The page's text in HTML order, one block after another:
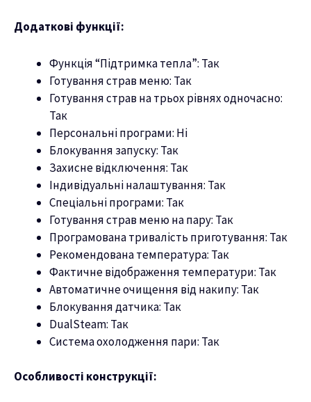
Додаткові функції:
Функція “Підтримка тепла”: Так
Готування страв меню: Так
Готування страв на трьох рівнях одночасно:
Так
Персональні програми: Ні
Блокування запуску: Так
Захисне відключення: Так
Індивідуальні налаштування: Так
Спеціальні програми: Так
Готування страв меню на пару: Так
Програмована тривалість приготування: Так
Рекомендована температура: Так
Фактичне відображення температури: Так
Автоматичне очищення від накипу: Так
Блокування датчика: Так
DualSteam: Так
Система охолодження пари: Так
Особливості конструкції: